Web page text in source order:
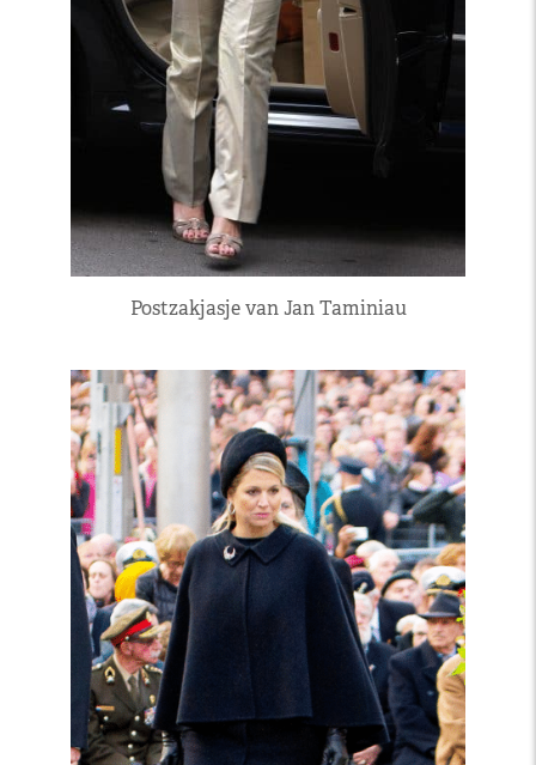
Postzakjasje van Jan Taminiau